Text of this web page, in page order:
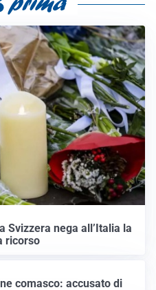
Svizzera nega all’Italia la
ricorso
comasco: accusato di